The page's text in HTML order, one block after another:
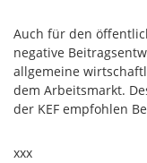
Auch für den
negative
allgemeine
dem Arbeitsmarkt.
der KEF empfohlen
xxx